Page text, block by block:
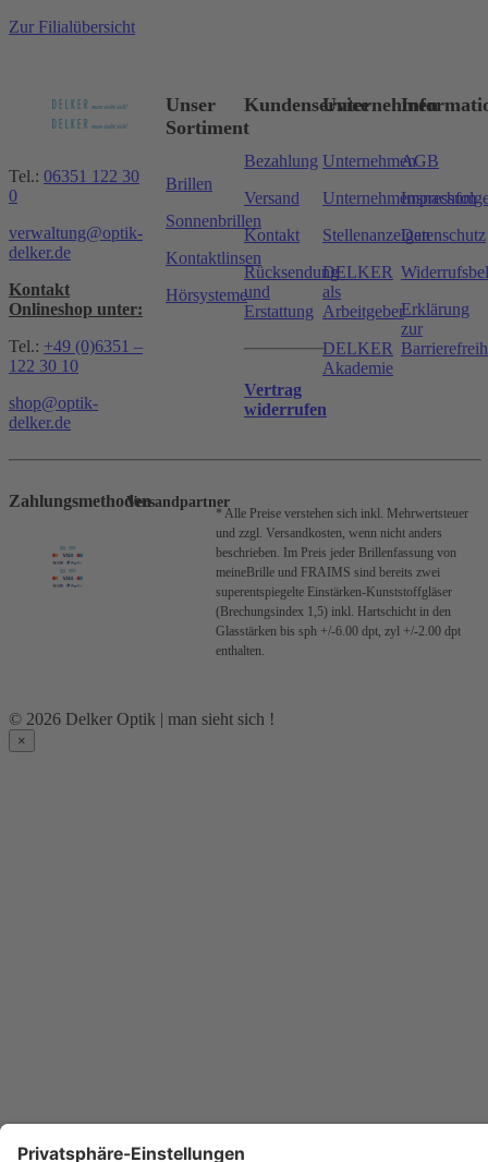
Zur Filialübersicht
Tel.: 06351 122 30
0
verwaltung@optik-
delker.de
Kontakt
Onlineshop unter:
Tel.: +49 (0)6351 –
122 30 10
shop@optik-
delker.de
Unser
Sortiment
Brillen
Sonnenbrillen
Kontaktlinsen
Hörsysteme
Kundenservice
Bezahlung
Versand
Kontakt
Rücksendung
und
Erstattung
Vertrag
widerrufen
Unternehmen
Unternehmen
Stellenanzeigen
DELKER
als
Arbeitgeber
DELKER
Akademie
AGB
Impressum
Datenschutz
Erklärung
zur
ZahlungsmethodenVersandpartner
* Alle Preise verstehen sich inkl. Mehrwertsteuer
und zzgl. Versandkosten, wenn nicht anders
beschrieben. Im Preis jeder Brillenfassung von
meineBrille und FRAIMS sind bereits zwei
superentspiegelte Einstärken-Kunststoffgläser
(Brechungsindex 1,5) inkl. Hartschicht in den
Glasstärken bis sph +/-6.00 dpt, zyl +/-2.00 dpt
enthalten.
© 2026 Delker Optik | man sieht sich !
×